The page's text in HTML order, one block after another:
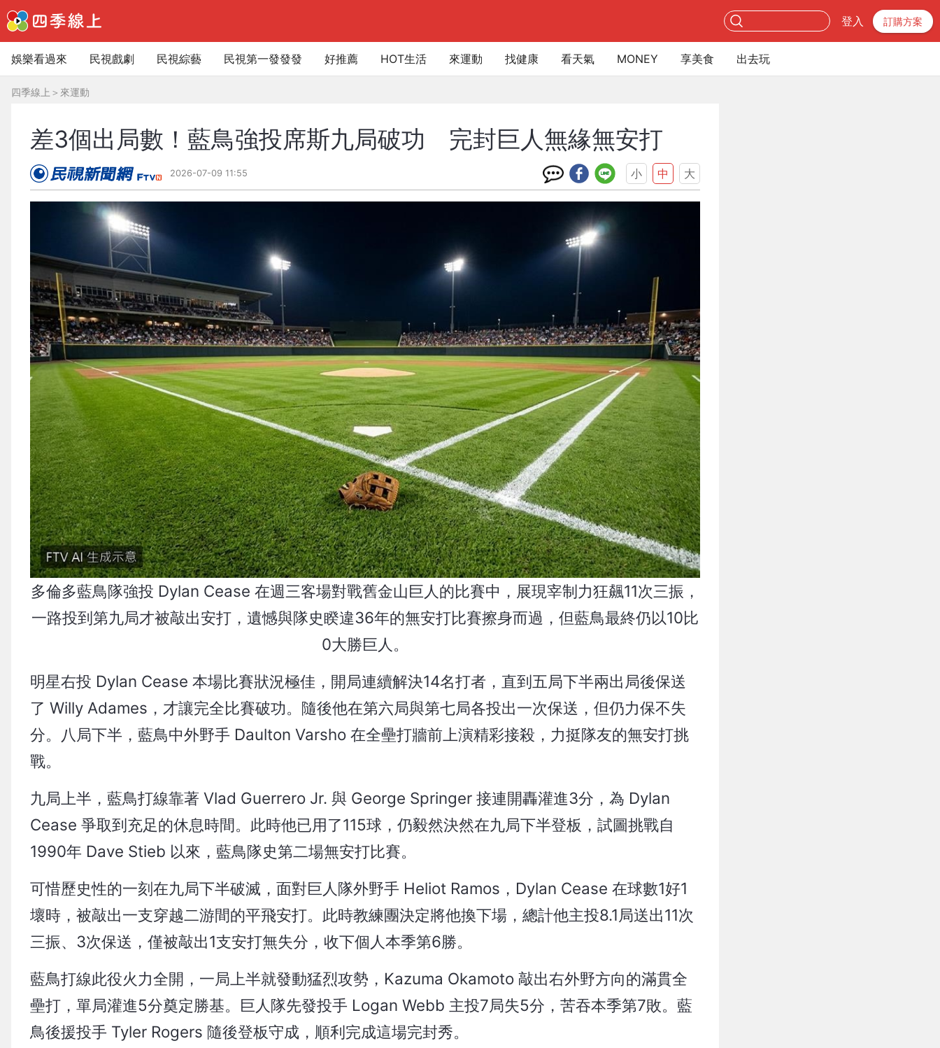
登入 訂購方案
娛樂看過來 民視戲劇 民視綜藝 民視第一發發發 好推薦 HOT生活 來運動 找健康 看天氣 MONEY 享美食 出去玩
四季線上 ＞ 來運動
差3個出局數！藍鳥強投席斯九局破功 完封巨人無緣無安打
2026-07-09 11:55 小 中 大
多倫多藍鳥隊強投 Dylan Cease 在週三客場對戰舊金山巨人的比賽中，展現宰制力狂飆11次三振，
一路投到第九局才被敲出安打，遺憾與隊史睽違36年的無安打比賽擦身而過，但藍鳥最終仍以10比
0大勝巨人。
明星右投 Dylan Cease 本場比賽狀況極佳，開局連續解決14名打者，直到五局下半兩出局後保送
了 Willy Adames，才讓完全比賽破功。隨後他在第六局與第七局各投出一次保送，但仍力保不失
分。八局下半，藍鳥中外野手 Daulton Varsho 在全壘打牆前上演精彩接殺，力挺隊友的無安打挑
戰。
九局上半，藍鳥打線靠著 Vlad Guerrero Jr. 與 George Springer 接連開轟灌進3分，為 Dylan
Cease 爭取到充足的休息時間。此時他已用了115球，仍毅然決然在九局下半登板，試圖挑戰自
1990年 Dave Stieb 以來，藍鳥隊史第二場無安打比賽。
可惜歷史性的一刻在九局下半破滅，面對巨人隊外野手 Heliot Ramos，Dylan Cease 在球數1好1
壞時，被敲出一支穿越二游間的平飛安打。此時教練團決定將他換下場，總計他主投8.1局送出11次
三振、3次保送，僅被敲出1支安打無失分，收下個人本季第6勝。
藍鳥打線此役火力全開，一局上半就發動猛烈攻勢，Kazuma Okamoto 敲出右外野方向的滿貫全
壘打，單局灌進5分奠定勝基。巨人隊先發投手 Logan Webb 主投7局失5分，苦吞本季第7敗。藍
鳥後援投手 Tyler Rogers 隨後登板守成，順利完成這場完封秀。